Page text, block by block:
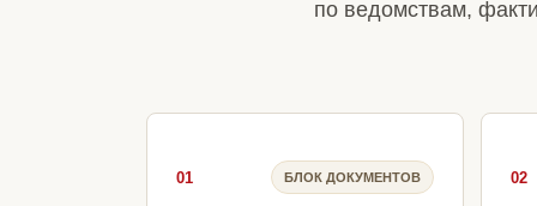
по ведомствам,
01 БЛОК ДОКУМЕНТОВ 02